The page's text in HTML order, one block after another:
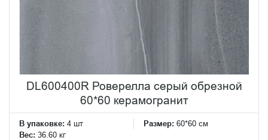
DL600400R Роверелла серый обрезной
60*60 керамогранит
В упаковке: 4 шт Размер: 60*60 см
Вес: 36.60 кг